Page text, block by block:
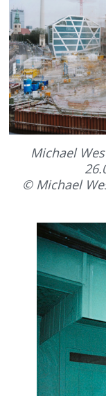
Michael
© Michael